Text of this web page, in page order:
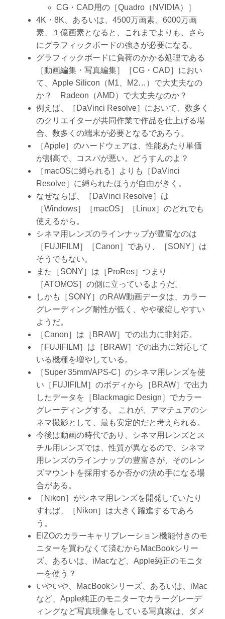
CG・CAD用の［Quadro（NVIDIA）］
4K・8K、あるいは、4500万画素、6000万画
素、１億画素となると、これまでよりも、さら
にグラフィックボードの強さが必要になる。
グラフィックボードに負荷のかかる処理である
［動画編集・写真編集］［CG・CAD］におい
て、Apple Silicon（M1、M2…）で大丈夫なの
か？ Radeon（AMD）で大丈夫なのか？
例えば、［DaVinci Resolve］において、数多く
のクリエイターが共同作業で作品を仕上げる場
合、数多くの端末が必要となるであろう。
［Apple］のハードウェアは、性能あたり単価
が割高で、コスパが悪い。どうすんのよ？
［macOSに縛られる］よりも［DaVinci
Resolve］に縛られたほうが自由がきく。
なぜならば、［DaVinci Resolve］は
［Windows］［macOS］［Linux］のどれでも
使えるから。
シネマ用レンズのラインナップが豊富なのは
［FUJIFILM］［Canon］であり、［SONY］は
そうでもない。
また［SONY］は［ProRes］つまり
［ATOMOS］の側に立っているようだ。
しかも［SONY］のRAW動画データは、カラー
グレーディング耐性が低く、やや破綻しやすい
ようだ。
［Canon］は［BRAW］での出力に非対応。
［FUJIFILM］は［BRAW］での出力に対応して
いる機種を増やしている。
［Super 35mm/APS-C］のシネマ用レンズを使
い［FUJIFILM］のボディから［BRAW］で出力
したデータを［Blackmagic Design］でカラー
グレーディングする。 これが、アマチュアのシ
ネマ撮影として、最も安定的だと考えられる。
今後は動画の時代であり、シネマ用レンズとス
チル用レンズでは、性質が異なるので、シネマ
用レンズのラインナップの豊富さが、そのレン
ズマウントを採用するか否かの決め手になる場
合がある。
［Nikon］がシネマ用レンズを開発していたり
すれば、［Nikon］は大きく躍進するであろ
う。
EIZOのカラーキャリブレーション機能付きのモ
ニターを買わなくて済むからMacBookシリー
ズ、あるいは、iMacなど、Apple純正のモニタ
ーを使う？
いやいや、MacBookシリーズ、あるいは、iMac
など、Apple純正のモニターでカラーグレーデ
ィングなど写真現像をしている写真家は、ダメ